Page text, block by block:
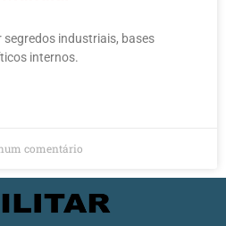
industriais, bases
internos.
comentário